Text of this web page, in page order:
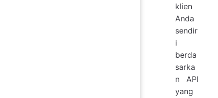
klien
Anda
sendir
i
berda
sarka
n API
yang